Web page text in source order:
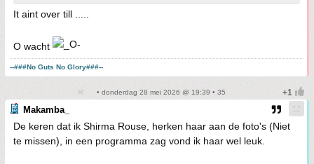
It aint over till .....
O wacht
--###No Guts No Glory###--
• donderdag 28 mei 2026 @ 19:39 • 35
Makamba_
De keren dat ik Shirma Rouse, herken haar aan de foto's (Niet
te missen), in een programma zag vond ik haar wel leuk.